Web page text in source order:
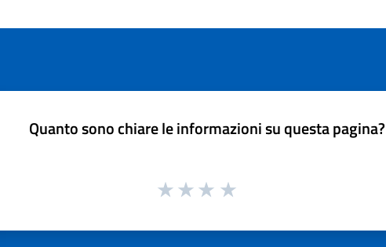
Quanto sono chiare le informazioni su questa pagina?